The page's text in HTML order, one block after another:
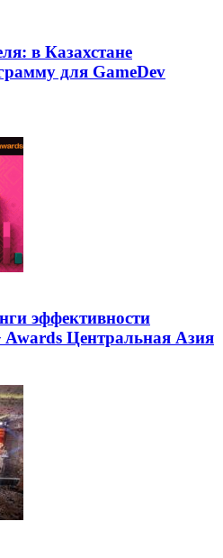
в Казахстане
для GameDev
эффективности
Awards Центральная Азия